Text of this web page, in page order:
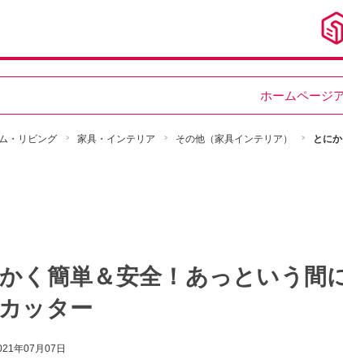
ホームページ
・リビング 家具・インテリア その他（家具インテリア） とに
く簡単＆安全！あっという間
ッター
年07月07日